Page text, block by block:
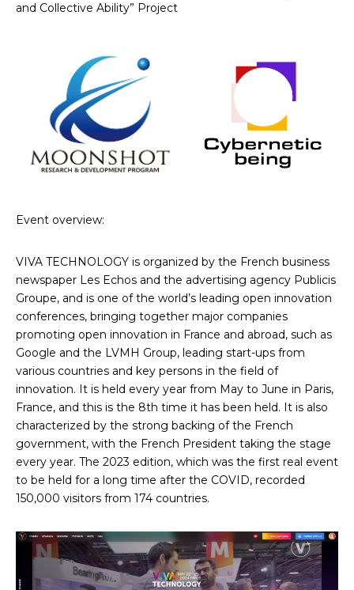
and Collective Ability” Project
Event overview:
VIVA TECHNOLOGY is organized by the French business
newspaper Les Echos and the advertising agency Publicis
Groupe, and is one of the world’s leading open innovation
conferences, bringing together major companies
promoting open innovation in France and abroad, such as
Google and the LVMH Group, leading start-ups from
various countries and key persons in the field of
innovation. It is held every year from May to June in Paris,
France, and this is the 8th time it has been held. It is also
characterized by the strong backing of the French
government, with the French President taking the stage
every year. The 2023 edition, which was the first real event
to be held for a long time after the COVID, recorded
150,000 visitors from 174 countries.